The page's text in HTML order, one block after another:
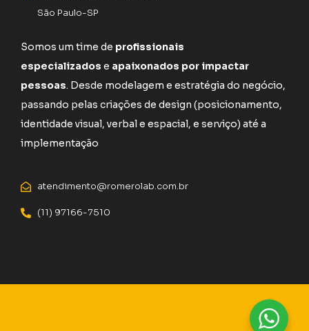
São Paulo-SP
Somos um time de profissionais
especializados e apaixonados por impactar
pessoas. Desde modelagem e estratégia do negócio,
passando pelas criações de design (posicionamento,
identidade visual, verbal e espacial, e serviço) até a
implementação
atendimento@romerolab.com.br
(11) 97166-7510